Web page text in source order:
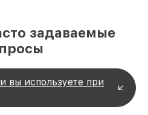
VR систем Oculus.
современное
высокое качество
деталей ремонта и
свяжитесь с нами по
57 или посетите наш
238, корп. 4.
задаваемые
вы используете при